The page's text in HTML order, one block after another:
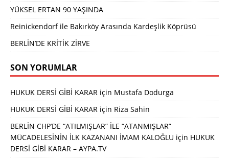
YÜKSEL ERTAN 90 YAŞINDA
Reinickendorf ile Bakırköy Arasında Kardeşlik Köprüsü
BERLİN’DE KRİTİK ZİRVE
SON YORUMLAR
HUKUK DERSİ GİBİ KARAR için Mustafa Dodurga
HUKUK DERSİ GİBİ KARAR için Riza Sahin
BERLİN CHP’DE “ATILMIŞLAR” İLE “ATANMIŞLAR”
MÜCADELESİNİN İLK KAZANANI İMAM KALOĞLU için HUKUK
DERSİ GİBİ KARAR – AYPA.TV